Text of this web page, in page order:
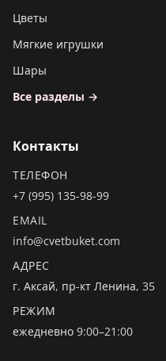
Цветы
Мягкие игрушки
Шары
Все разделы →
Контакты
ТЕЛЕФОН
+7 (995) 135-98-99
EMAIL
info@cvetbuket.com
АДРЕС
г. Аксай, пр-кт Ленина, 35
РЕЖИМ
ежедневно 9:00–21:00